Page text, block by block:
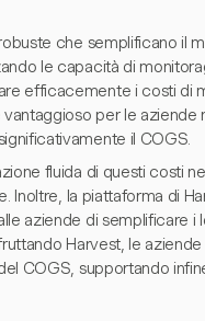
che semplificano il
le capacità di
efficacemente i costi di
per le
il COGS.
fluida di questi costi
Inoltre, la piattaforma di
aziende di semplificare
Harvest, le
COGS, supportando